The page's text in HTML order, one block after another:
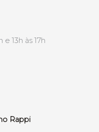
e 13h às 17h
Rappi